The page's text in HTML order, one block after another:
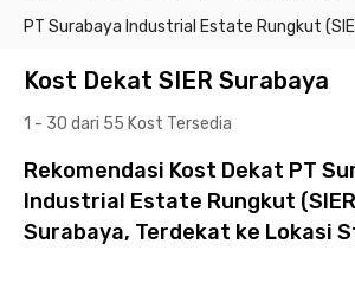
PT Surabaya Industrial Estate Rungkut
Kost Dekat SIER Surabaya
1 - 30 dari 55 Kost Tersedia
Rekomendasi Kost Dekat PT
Industrial Estate Rungkut
Surabaya, Terdekat ke Lokasi